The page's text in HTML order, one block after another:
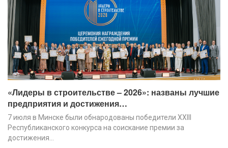
«Лидеры в строительстве – 2026»: названы лучшие
предприятия и достижения…
7 июля в Минске были обнародованы победители XХIII
Республиканского конкурса на соискание премии за
достижения…